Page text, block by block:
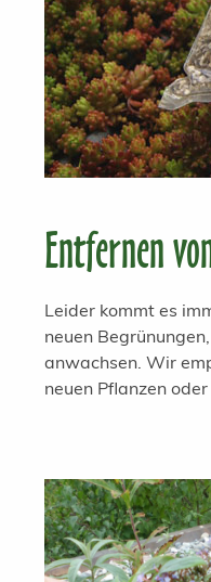
Entfernen
Leider kommt es
neuen
anwachsen. Wir
neuen Pflanzen